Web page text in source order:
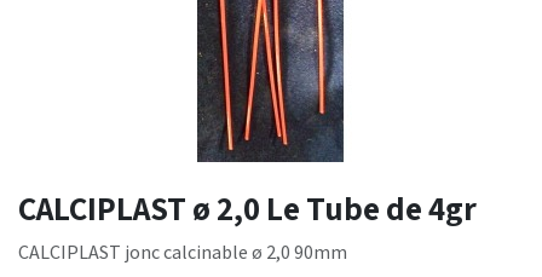
CALCIPLAST ø 2,0 Le Tube de 4gr
CALCIPLAST jonc calcinable ø 2,0 90mm